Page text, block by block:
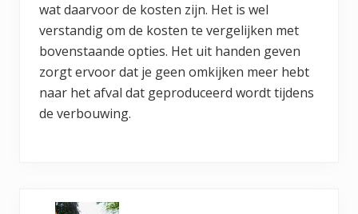
wat daarvoor de kosten zijn. Het is wel
verstandig om de kosten te vergelijken met
bovenstaande opties. Het uit handen geven
zorgt ervoor dat je geen omkijken meer hebt
naar het afval dat geproduceerd wordt tijdens
de verbouwing.